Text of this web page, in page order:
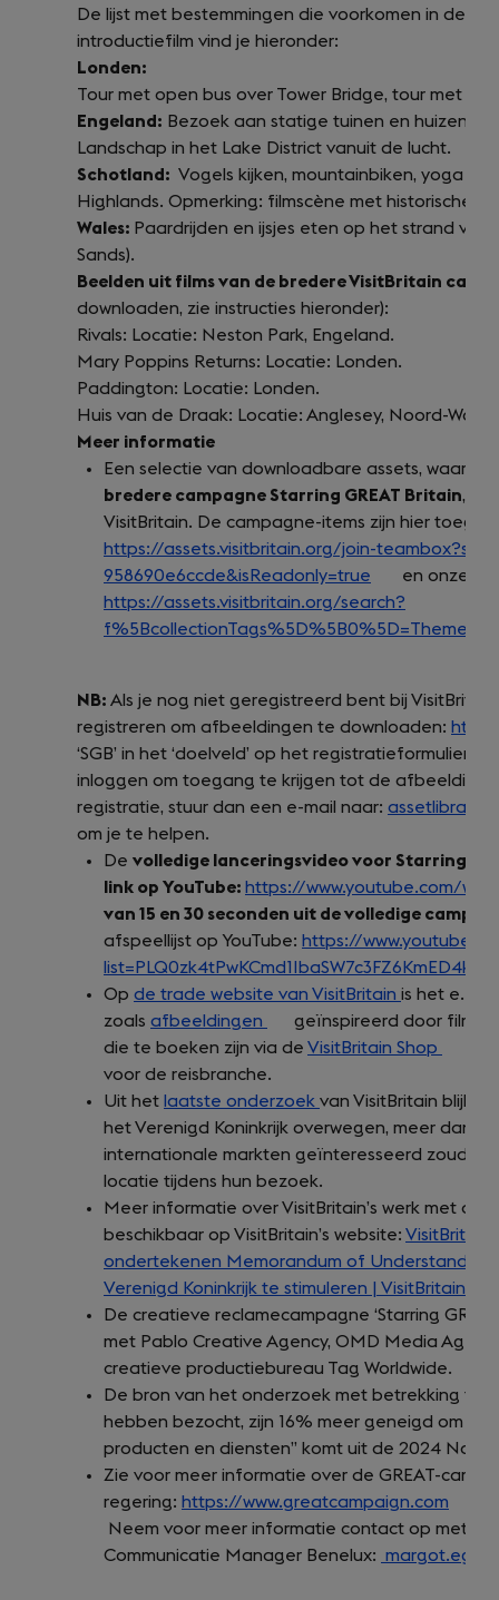
De lijst met bestemmingen die voorkomen in de
introductiefilm vind je hieronder:
Londen:
Tour met open bus over Tower Bridge, tour met
Engeland: Bezoek aan statige tuinen en huizen
Landschap in het Lake District vanuit de lucht.
Schotland: Vogels kijken, mountainbiken, yoga
Highlands. Opmerking: filmscène met historische
Wales: Paardrijden en ijsjes eten op het strand van
Sands).
Beelden uit films van de bredere VisitBritain
downloaden, zie instructies hieronder):
Rivals: Locatie: Neston Park, Engeland.
Mary Poppins Returns: Locatie: Londen.
Paddington: Locatie: Londen.
Huis van de Draak: Locatie: Anglesey, Noord-
Meer informatie
Een selectie van downloadbare assets,
bredere campagne Starring GREAT Britain, is
VisitBritain. De campagne-items zijn hier
https://assets.visitbritain.org/join-
958690e6ccde&isReadonly=true (opens
in
a
en onze
https://assets.visitbritain.org/search?
NB: Als je nog niet geregistreerd bent bij
registreren om afbeeldingen te downloaden:
‘SGB’ in het ‘doelveld’ op het registratieformulier
inloggen om toegang te krijgen tot de
registratie, stuur dan een e-mail naar:
om je te helpen.
De volledige lanceringsvideo voor Starring
link op YouTube: https://www.youtube.com/
van 15 en 30 seconden uit de volledige
afspeellijst op YouTube: https://
list=PLQ0zk4tPwKCmd1IbaSW7c3FZ6KmED4kkO
Op de trade website van VisitBritain is het
zoals afbeeldingen
(opens
in
a
new
tab)
geïnspireerd door film-
die te boeken zijn via de VisitBritain Shop
a
new
tab)
voor de reisbranche.
Uit het laatste onderzoek van VisitBritain blijkt
het Verenigd Koninkrijk overwegen, meer dan
internationale markten geïnteresseerd zouden
locatie tijdens hun bezoek.
Meer informatie over VisitBritain’s werk met de
beschikbaar op VisitBritain’s website: VisitBritain
ondertekenen Memorandum of Understanding
Verenigd Koninkrijk te stimuleren | VisitBritain.org
De creatieve reclamecampagne ‘Starring
met Pablo Creative Agency, OMD Media
creatieve productiebureau Tag Worldwide.
De bron van het onderzoek met betrekking tot:
hebben bezocht, zijn 16% meer geneigd om te
producten en diensten” komt uit de 2024
Zie voor meer informatie over de GREAT-
regering: https://www.greatcampaign.com
in
a
Neem voor meer informatie contact op met
Communicatie Manager Benelux: